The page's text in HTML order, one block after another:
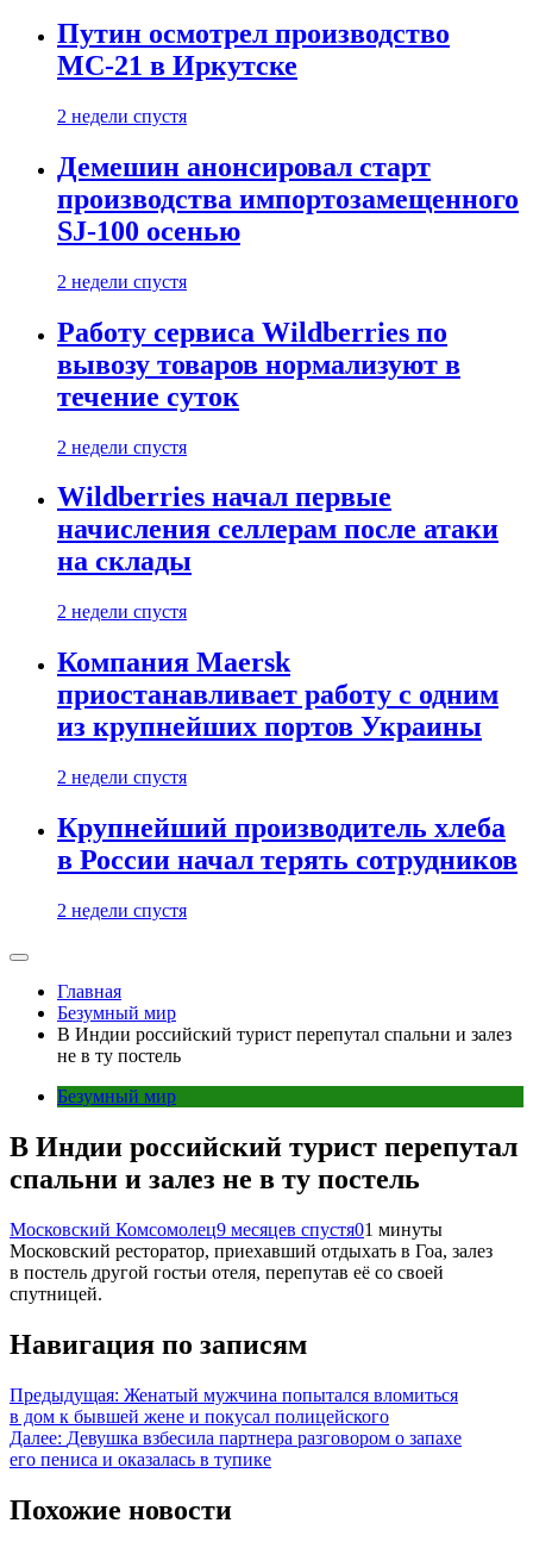
Путин осмотрел производство
МС-21 в Иркутске
2 недели спустя
Демешин анонсировал старт
производства импортозамещенного
SJ-100 осенью
2 недели спустя
Работу сервиса Wildberries по
вывозу товаров нормализуют в
течение суток
2 недели спустя
Wildberries начал первые
начисления селлерам после атаки
на склады
2 недели спустя
Компания Maersk
приостанавливает работу с одним
из крупнейших портов Украины
2 недели спустя
Крупнейший производитель хлеба
в России начал терять сотрудников
2 недели спустя
Главная
Безумный мир
В Индии российский турист перепутал спальни и залез
не в ту постель
Безумный мир
В Индии российский турист перепутал
спальни и залез не в ту постель
Московский Комсомолец9 месяцев спустя01 минуты
Московский ресторатор, приехавший отдыхать в Гоа, залез
в постель другой гостьи отеля, перепутав её со своей
спутницей.
Навигация по записям
Предыдущая: Женатый мужчина попытался вломиться
в дом к бывшей жене и покусал полицейского
Далее: Девушка взбесила партнера разговором о запахе
его пениса и оказалась в тупике
Похожие новости